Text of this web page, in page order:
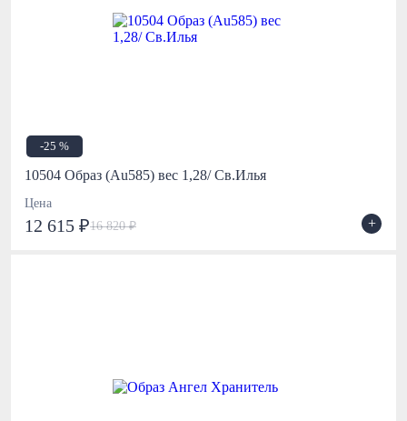
-25 %
10504 Образ (Au585) вес 1,28/ Св.Илья
Цена
12 615 ₽16 820 ₽ +